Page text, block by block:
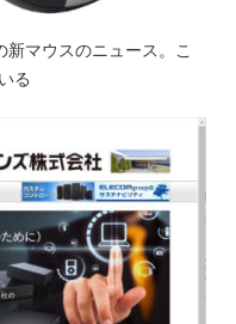
新マウスのニュース。こ
る